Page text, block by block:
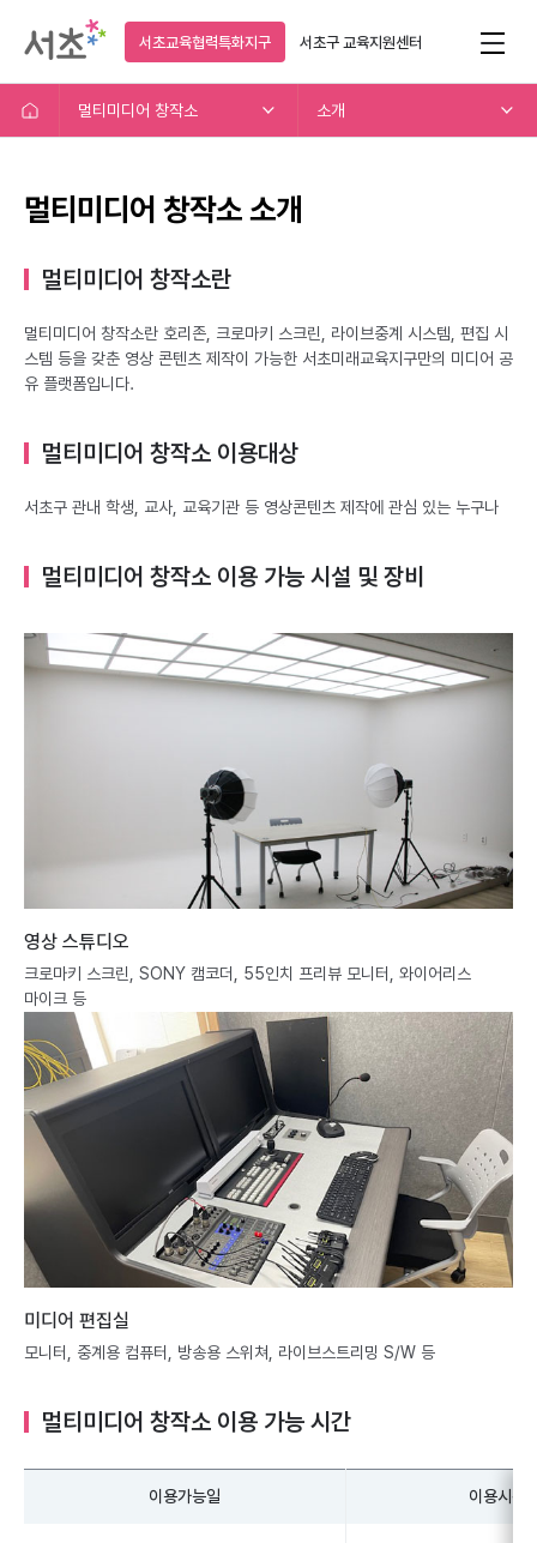
서초교육협력특화지구 서초구교육지원센터
멀티미디어 창작소 소개
멀티미디어 창작소 소개
멀티미디어 창작소란
멀티미디어 창작소란 호리존, 크로마키 스크린, 라이브중계 시스템, 편집 시
스템 등을 갖춘 영상 콘텐츠 제작이 가능한 서초미래교육지구만의 미디어 공
유 플랫폼입니다.
멀티미디어 창작소 이용대상
서초구 관내 학생, 교사, 교육기관 등 영상콘텐츠 제작에 관심 있는 누구나
멀티미디어 창작소 이용 가능 시설 및 장비
영상 스튜디오
크로마키 스크린, SONY 캠코더, 55인치 프리뷰 모니터, 와이어리스
마이크 등
미디어 편집실
모니터, 중계용 컴퓨터, 방송용 스위쳐, 라이브스트리밍 S/W 등
멀티미디어 창작소 이용 가능 시간
이용가능일 이용시간